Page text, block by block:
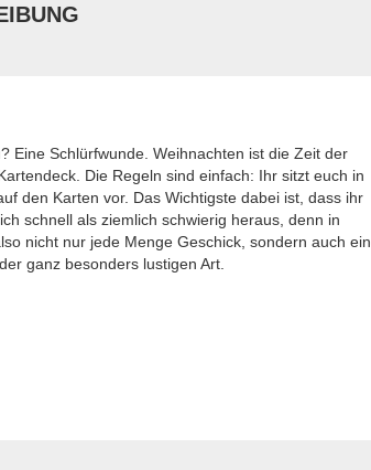
Eine Schlürfwunde. Weihnachten ist die Zeit der
Die Regeln sind einfach: Ihr sitzt euch in
den Karten vor. Das Wichtigste dabei ist, dass ihr
schnell als ziemlich schwierig heraus, denn in
nicht nur jede Menge Geschick, sondern auch
ganz besonders lustigen Art.